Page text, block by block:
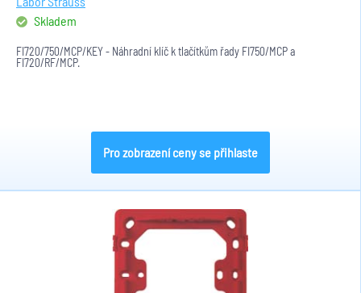
Skladem
FI720/750/MCP/KEY - Náhradní klíč k tlačítkům řady FI750/MCP a
FI720/RF/MCP.
Pro zobrazení ceny se přihlaste